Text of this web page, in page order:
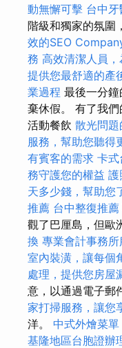
動無懈可擊 台中
階級和獨家的氛圍
效的SEO
務 高效清潔人員
提供您最舒適的產
業過程 最後一分
棄休假。 有了我
活動餐飲 散光問
服務，幫助您聽得
有賓客的需求 卡式
務守護您的權益 護
天多少錢，幫助您
推薦 台中整復推薦
觀了巴厘島，但歐
換 專業會計事務所
室內裝潢，讓每個
處理，提供您房屋
意，以通過電子郵
家打掃服務，讓您
洋。 中式外燴菜
基隆地區台胞證辦